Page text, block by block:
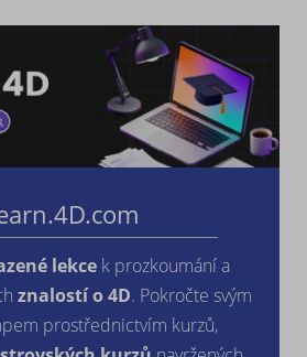
lekcek prozkoumání a
znalostí o 4D. Pokročte svým
prostřednictvím kurzů,